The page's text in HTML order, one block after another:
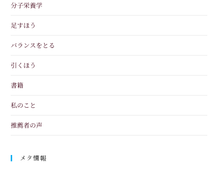
分子栄養学
足すほう
バランスをとる
引くほう
書籍
私のこと
推薦者の声
メタ情報